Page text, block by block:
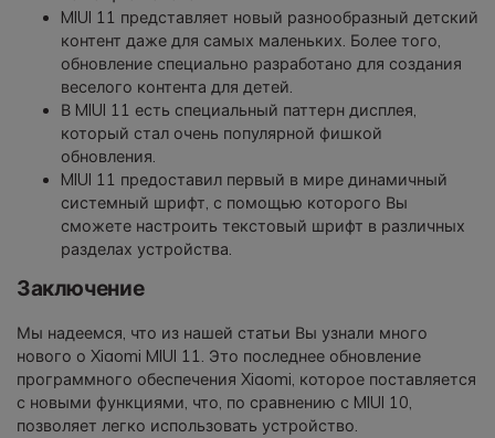
MIUI 11 представляет новый разнообразный детский
контент даже для самых маленьких. Более того,
обновление специально разработано для создания
веселого контента для детей.
В MIUI 11 есть специальный паттерн дисплея,
который стал очень популярной фишкой
обновления.
MIUI 11 предоставил первый в мире динамичный
системный шрифт, с помощью которого Вы
сможете настроить текстовый шрифт в различных
разделах устройства.
Заключение
Мы надеемся, что из нашей статьи Вы узнали много
нового о Xiaomi MIUI 11. Это последнее обновление
программного обеспечения Xiaomi, которое поставляется
с новыми функциями, что, по сравнению с MIUI 10,
позволяет легко использовать устройство.